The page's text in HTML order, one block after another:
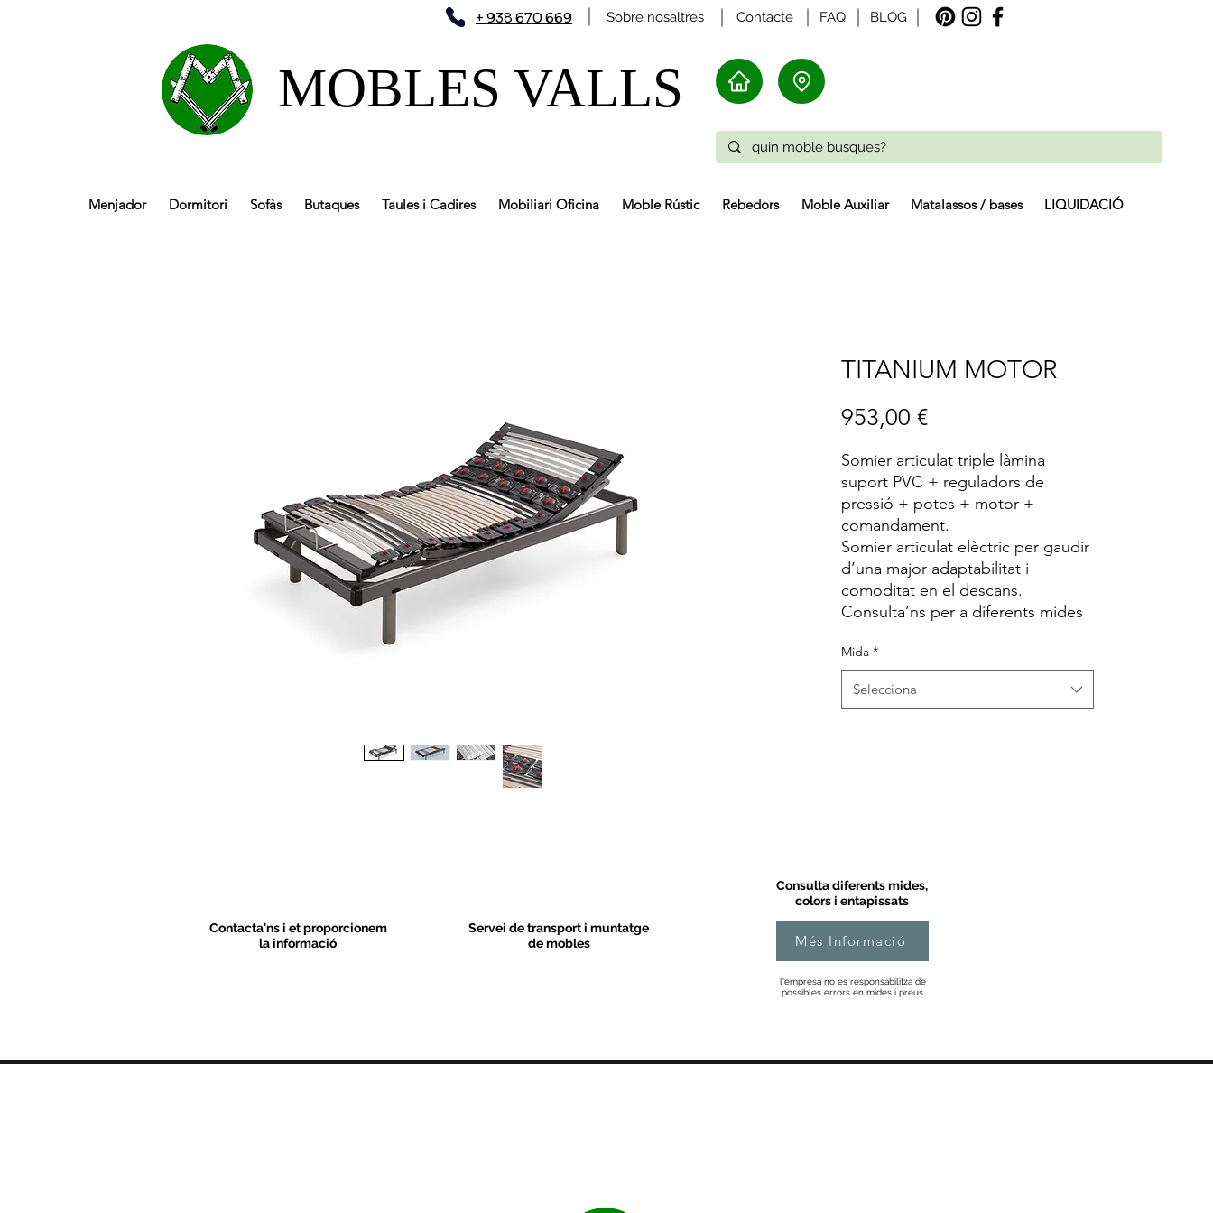
Sobre nosaltres FAQ
+ 938 670 669 Contacte BLOG
MOBLES VALLS
Menjador Dormitori Sofàs Butaques Taules i Cadires Mobiliari Oficina Moble Rústic Rebedors Moble Auxiliar Matalassos / bases LIQUIDACIÓ
TITANIUM MOTOR
953,00 €Price
Somier articulat triple làmina
suport PVC + reguladors de
pressió + potes + motor +
comandament.
Somier articulat elèctric per gaudir
d’una major adaptabilitat i
comoditat en el descans.
Consulta’ns per a diferents mides
Mida *
Selecciona
Consulta diferents mides,
colors i entapissats
Contacta'ns i et proporcionem
la informació
Servei de transport i muntatge
de mobles
Més Informació
l'empresa no es responsabilitza de
possibles errors en mides i preus